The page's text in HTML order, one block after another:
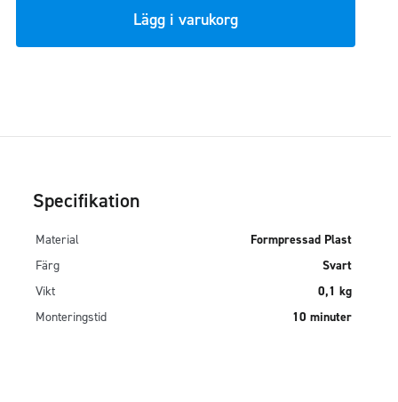
Lägg i varukorg
Specifikation
Material
Formpressad Plast
Färg
Svart
Vikt
0,1 kg
Monteringstid
10 minuter